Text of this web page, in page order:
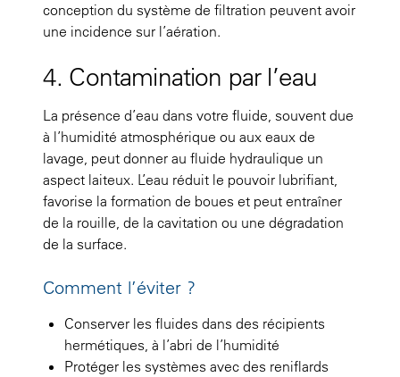
conception du système de filtration peuvent avoir
une incidence sur l’aération.
4. Contamination par l’eau
La présence d’eau dans votre fluide, souvent due
à l’humidité atmosphérique ou aux eaux de
lavage, peut donner au fluide hydraulique un
aspect laiteux. L’eau réduit le pouvoir lubrifiant,
favorise la formation de boues et peut entraîner
de la rouille, de la cavitation ou une dégradation
de la surface.
Comment l’éviter ?
Conserver les fluides dans des récipients
hermétiques, à l’abri de l’humidité
Protéger les systèmes avec des reniflards